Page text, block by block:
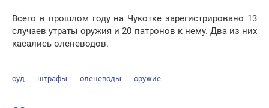
Всего в прошлом году на Чукотке зарегистрировано 13
случаев утраты оружия и 20 патронов к нему. Два из них
касались оленеводов.
суд штрафы оленеводы оружие